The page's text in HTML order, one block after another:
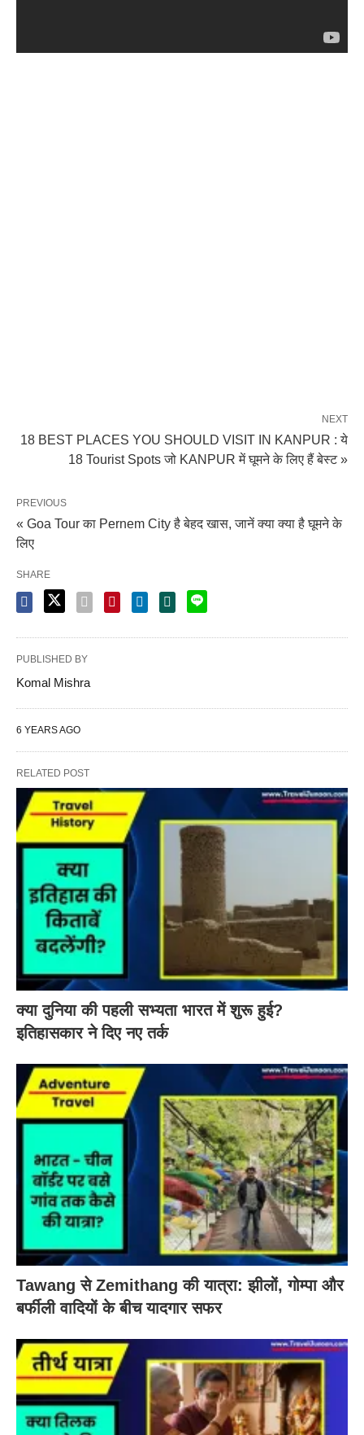
NEXT
18 BEST PLACES YOU SHOULD VISIT IN KANPUR : ये
18 Tourist Spots जो KANPUR में घूमने के लिए हैं बेस्ट »
PREVIOUS
« Goa Tour का Pernem City है बेहद खास, जानें क्या क्या है घूमने के
लिए
SHARE
PUBLISHED BY
Komal Mishra
6 YEARS AGO
RELATED POST
क्या दुनिया की पहली सभ्यता भारत में शुरू हुई?
इतिहासकार ने दिए नए तर्क
Tawang से Zemithang की यात्रा: झीलों, गोम्पा और
बर्फीली वादियों के बीच यादगार सफर